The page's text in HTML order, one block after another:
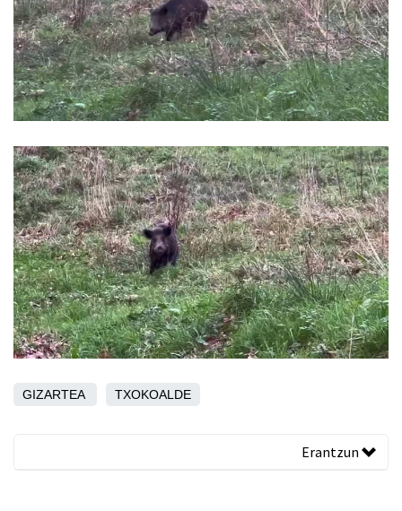
GIZARTEA TXOKOALDE
Erantzun